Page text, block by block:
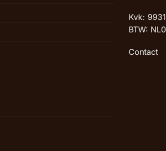
Kvk:
BTW:
Contact